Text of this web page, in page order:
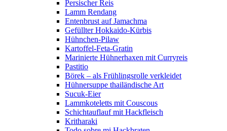
Persischer Reis
Lamm Rendang
Entenbrust auf Jamachma
Gefüllter Hokkaido-Kürbis
Hühnchen-Pilaw
Kartoffel-Feta-Gratin
Marinierte Hühnerhaxen mit Curryreis
Pastitio
Börek – als Frühlingsrolle verkleidet
Hühnersuppe thailändische Art
Sucuk-Eier
Lammkoteletts mit Couscous
Schichtauflauf mit Hackfleisch
Kritharaki